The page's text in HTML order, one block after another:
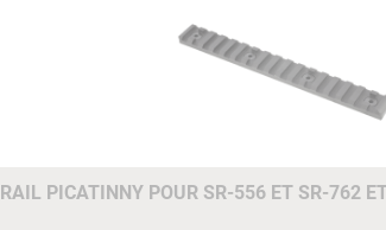
RAIL PICATINNY POUR SR-556 ET SR-762